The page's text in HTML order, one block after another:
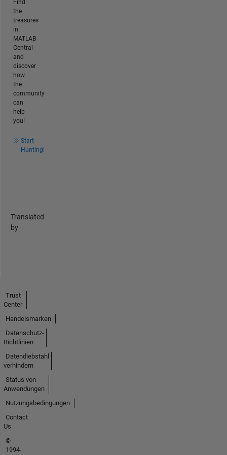
Find
the
treasures
in
MATLAB
Central
and
discover
how
the
community
can
help
you!
Start
Hunting!
Translated
by
Trust
Center
Handelsmarken
Datenschutz-
Richtlinien
Datendiebstahl
verhindern
Status von
Anwendungen
Nutzungsbedingungen
Contact
Us
©
1994-